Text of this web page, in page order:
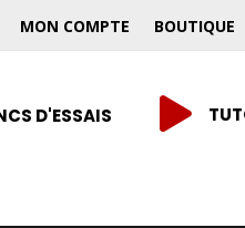
MON COMPTE BOUTIQUE
D'ESSAIS 